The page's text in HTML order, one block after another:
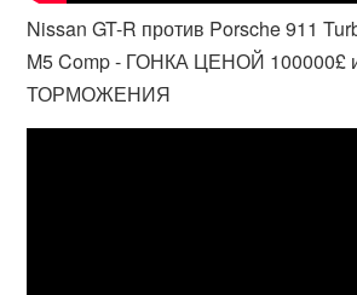
Nissan GT-R против Porsche 911
M5 Comp - ГОНКА ЦЕНОЙ
ТОРМОЖЕНИЯ